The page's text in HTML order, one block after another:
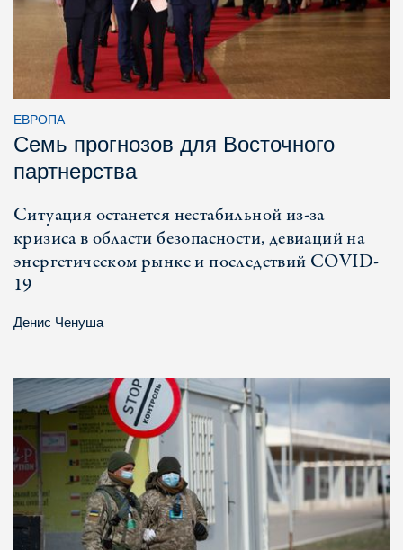
ЕВРОПА
Семь прогнозов для Восточного
партнерства
Ситуация останется нестабильной из-за
кризиса в области безопасности, девиаций на
энергетическом рынке и последствий COVID-
19
Денис Ченуша